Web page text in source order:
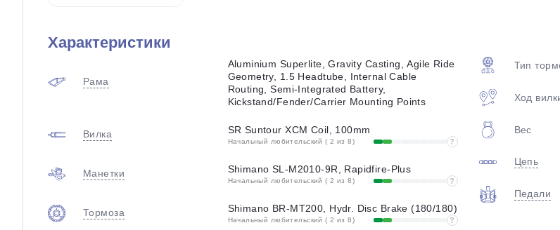
Характеристики
Рама
Aluminium Superlite, Gravity Casting, Agile Ride
Geometry, 1.5 Headtube, Internal Cable
Routing, Semi-Integrated Battery,
Kickstand/Fender/Carrier Mounting Points
Вилка SR Suntour XCM Coil, 100mm
Начальный любительский ( 2 из 8) ?
Манетки Shimano SL-M2010-9R, Rapidfire-Plus
Начальный любительский ( 2 из 8) ?
Тормоза Shimano BR-MT200, Hydr. Disc Brake (180/180)
Начальный любительский ( 2 из 8) ?
Тип
Ход
Вес
Цепь
Педали